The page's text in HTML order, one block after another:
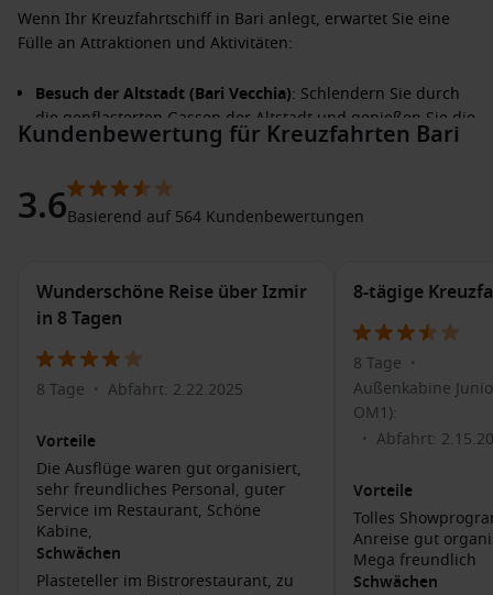
Wenn Ihr Kreuzfahrtschiff in Bari anlegt, erwartet Sie eine
Fülle an Attraktionen und Aktivitäten:
Besuch der Altstadt (Bari Vecchia): Schlendern Sie durch
die gepflasterten Gassen der Altstadt und genießen Sie die
historische Architektur, darunter die beeindruckende
Entspannung am Strand
sich perfekt für einen entspannten Tag unter der
Traditionelle apulische Küche : Probieren Sie lokale
Spezialitäten wie Orecchiette-Nudeln und frische
Meeresfrüchte in einem der regionalen Restaurants. Die
frischen Zutaten und die traditionelle Zubereitung werden
Sie überzeugen.
Marktbesuch
: Besuchen Sie den Mercato del Pesce, einen
der lebhaftesten Fischmärkte der Stadt, wo frische
Meeresfrüchte und lokale Köstlichkeiten angeboten
werden.
Kultur erleben
: Erkunden Sie das Castello Normanno-
Svevo, eine beeindruckende Burg aus dem 12.
Jahrhundert, die einen grandiosen Blick über die Stadt
Kundenbewertung für Kreuzfahrten Bari
3.6Basierend auf 564 Kundenbewertungen
Wunderschöne Reise über Izmir
in 8 Tagen
8 Tage • Abfahrt: 2.22.2025
Vorteile
Die Ausflüge waren gut organisiert,
sehr freundliches Personal, guter
Service im Restaurant, Schöne
Kabine,
Schwächen
Plasteteller im Bistrorestaurant, zu
8-tägige
8 Tage •
Außenkabine
OM1):
• Abfahrt:
Vorteile
Tolles
Anreise gut organisiert
Mega freundlich
Schwächen